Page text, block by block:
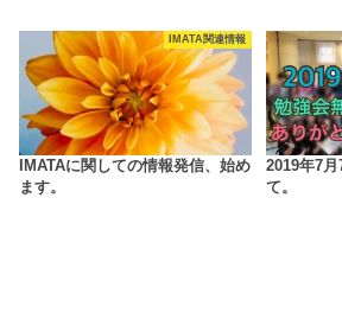
IMATA関連情報
IMATAに関しての情報発信、始め
ます。
2019年7月
て。